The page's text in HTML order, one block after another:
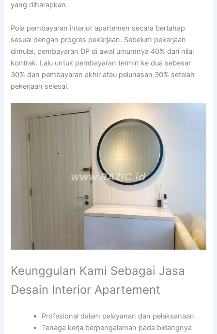
yang diharapkan.
Pola pembayaran interior apartemen secara bertahap
sesuai dengan progres pekerjaan. Sebelum pekerjaan
dimulai, pembayaran DP di awal umumnya 40% dari nilai
kontrak. Lalu untuk pembayaran termin ke dua sebesar
30% dan pembayaran akhir atau pelunasan 30% setelah
pekerjaan selesai.
Keunggulan Kami Sebagai Jasa
Desain Interior Apartement
Profesional dalam pelayanan dan pelaksanaan
Tenaga kerja berpengalaman pada bidangnya